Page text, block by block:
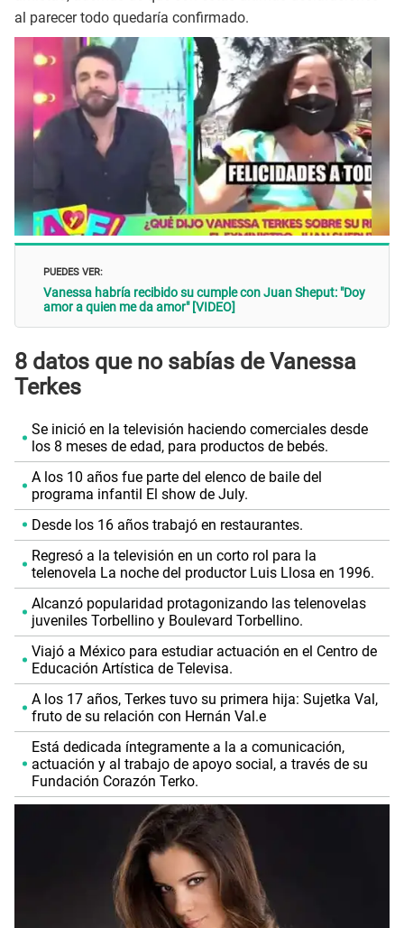
al parecer todo quedaría confirmado.
PUEDES VER:
Vanessa habría recibido su cumple con Juan Sheput: "Doy
amor a quien me da amor" [VIDEO]
8 datos que no sabías de Vanessa
Terkes
Se inició en la televisión haciendo comerciales desde
los 8 meses de edad, para productos de bebés.
A los 10 años fue parte del elenco de baile del
programa infantil El show de July.
Desde los 16 años trabajó en restaurantes.
Regresó a la televisión en un corto rol para la
telenovela La noche del productor Luis Llosa en 1996.
Alcanzó popularidad protagonizando las telenovelas
juveniles Torbellino y Boulevard Torbellino.
Viajó a México para estudiar actuación en el Centro de
Educación Artística de Televisa.
A los 17 años, Terkes tuvo su primera hija: Sujetka Val,
fruto de su relación con Hernán Val.e
Está dedicada íntegramente a la a comunicación,
actuación y al trabajo de apoyo social, a través de su
Fundación Corazón Terko.